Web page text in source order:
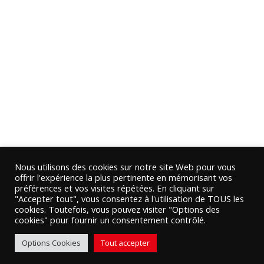
Nous utilisons des cookies sur notre site Web pour vous
offrir l'expérience la plus pertinente en mémorisant vos
préférences et vos visites répétées. En cliquant sur
"Accepter tout", vous consentez à l'utilisation de TOUS les
cookies. Toutefois, vous pouvez visiter "Options des
cookies" pour fournir un consentement contrôlé.
Options Cookies Tout accepter